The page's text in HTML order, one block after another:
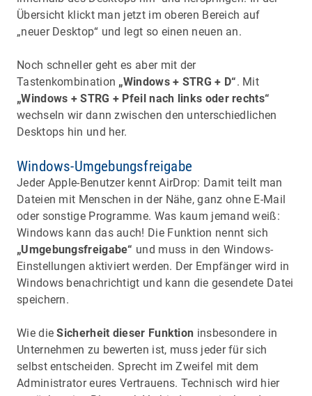
Übersicht klickt man jetzt im oberen Bereich auf
„neuer Desktop“ und legt so einen neuen an.
Noch schneller geht es aber mit der
Tastenkombination „Windows + STRG + D“. Mit
„Windows + STRG + Pfeil nach links oder rechts“
wechseln wir dann zwischen den unterschiedlichen
Desktops hin und her.
Windows-Umgebungsfreigabe
Jeder Apple-Benutzer kennt AirDrop: Damit teilt man
Dateien mit Menschen in der Nähe, ganz ohne E-Mail
oder sonstige Programme. Was kaum jemand weiß:
Windows kann das auch! Die Funktion nennt sich
„Umgebungsfreigabe“ und muss in den Windows-
Einstellungen aktiviert werden. Der Empfänger wird in
Windows benachrichtigt und kann die gesendete Datei
speichern.
Wie dieSicherheit dieser Funktion insbesondere in
Unternehmen zu bewerten ist, muss jeder für sich
selbst entscheiden. Sprecht im Zweifel mit dem
Administrator eures Vertrauens. Technisch wird hier